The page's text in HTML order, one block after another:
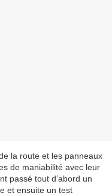
la route et les panneaux
de maniabilité avec leur
passé tout d’abord un
et ensuite un test